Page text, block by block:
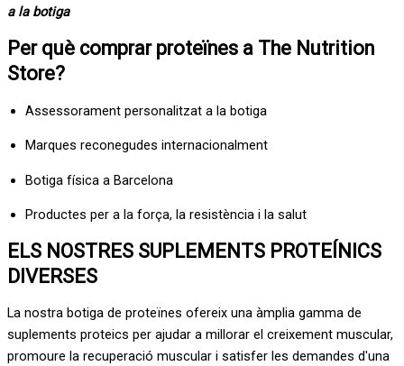
a la botiga
Per què comprar proteïnes a The Nutrition
Store?
Assessorament personalitzat a la botiga
Marques reconegudes internacionalment
Botiga física a Barcelona
Productes per a la força, la resistència i la salut
ELS NOSTRES SUPLEMENTS PROTEÍNICS
DIVERSES
La nostra botiga de proteïnes ofereix una àmplia gamma de
suplements proteics per ajudar a millorar el creixement muscular,
promoure la recuperació muscular i satisfer les demandes d'una